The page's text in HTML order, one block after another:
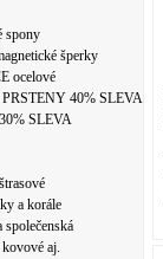
spony
šperky
ocelové
40% SLEVA
SLEVA
a korále
společenská
aj.